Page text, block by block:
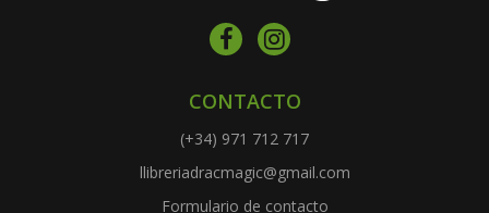
CONTACTO
(+34) 971 712 717
llibreriadracmagic@gmail.com
Formulario de contacto